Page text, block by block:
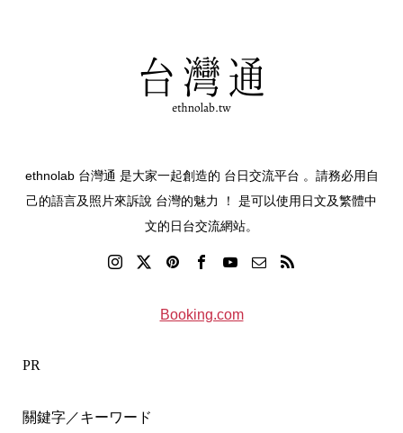
ethnolab 台灣通 是大家一起創造的 台日交流平台 。請務必用自
己的語言及照片來訴說 台灣的魅力 ！ 是可以使用日文及繁體中
文的日台交流網站。
Booking.com
PR
關鍵字／キーワード